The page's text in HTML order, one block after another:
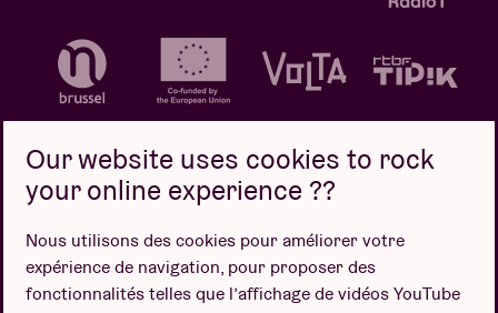
Politique de confidentialité
Politique de cookies
Conditions de vente
Design par
Our website uses cookies to rock
your online experience ??
Nous utilisons des cookies pour améliorer votre
expérience de navigation, pour proposer des
fonctionnalités telles que l’affichage de vidéos YouTube